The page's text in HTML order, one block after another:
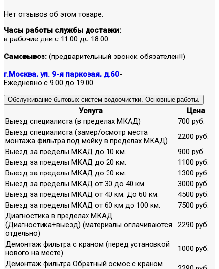
Нет отзывов об этом товаре.
Часы работы службы доставки:
в рабочие дни с 11:00 до 18:00
Самовывоз: (предварительный звонок обязателен!!)
г.Москва, ул. 9-я парковая, д.60-
Ежедневно с 9.00 до 19.00
Обслуживание бытовых систем водоочистки. Основные работы.
Услуга
Цена
Выезд специалиста (в пределах МКАД)
700 руб.
Выезд специалиста (замер/осмотр места
монтажа фильтра под мойку в пределах МКАД)
2200 руб.
Выезд за пределы МКАД до 10 км.
900 руб.
Выезд за пределы МКАД до 20 км.
1100 руб.
Выезд за пределы МКАД до 30 км.
1300 руб.
Выезд за пределы МКАД от 30 до 40 км.
3000 руб.
Выезд за пределы МКАД от 40 км. До 60 км.
4500 руб.
Выезд за пределы МКАД от 60 км до 100 км.
7500 руб.
Диагностика в пределах МКАД
(Диагностика+выезд) (материалы оплачиваются
отдельно)
2290 руб.
Демонтаж фильтра с краном (перед установкой
нового на месте)
1000 руб.
Демонтаж фильтра Обратный осмос с краном